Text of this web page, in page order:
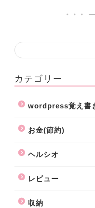
カテゴリー
wordpress覚え書
お金(節約)
ヘルシオ
レビュー
収納